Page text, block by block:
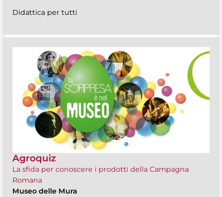
Didattica per tutti
Agroquiz
La sfida per conoscere i prodotti della Campagna
Romana
Museo delle Mura